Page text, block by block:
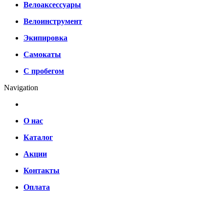
Велоаксессуары
Велоинструмент
Экипировка
Самокаты
С пробегом
Navigation
О нас
Каталог
Акции
Контакты
Оплата